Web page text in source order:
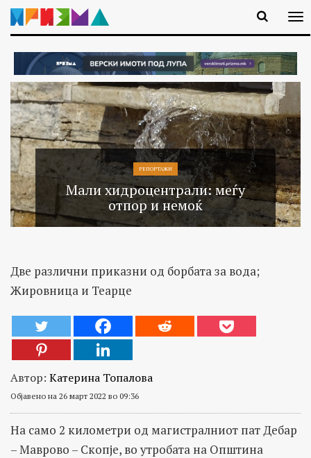
РЕПОРТАЖИ
Мали хидроцентрали: меѓу
отпор и немоќ
Две различни приказни од борбата за вода;
Жировница и Теарце
Автор: Катерина Топалова
Објавено на 26 март 2022 во 09:36
На само 2 километри од магистралниот пат Дебар
– Маврово – Скопје, во утробата на Општина